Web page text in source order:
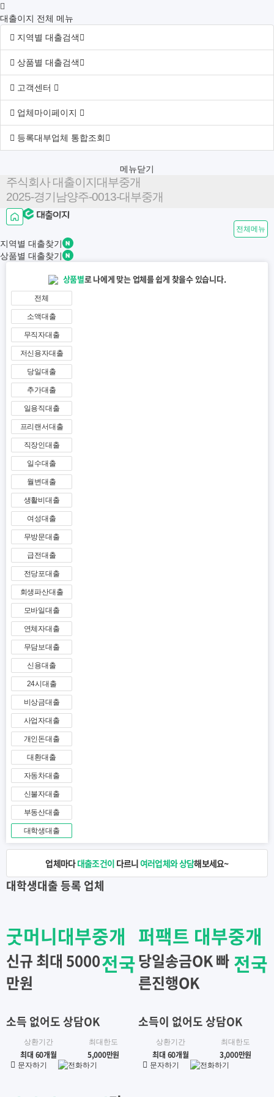
대출이지 전체 메뉴
지역별 대출검색
상품별 대출검색
고객센터
업체마이페이지
등록대부업체 통합조회
메뉴닫기
주식회사 대출이지대부중개
2025-경기남양주-0013-대부중개
전체메뉴
지역별 대출찾기
상품별 대출찾기
상품별로 나에게 맞는 업체를 쉽게 찾을수 있습니다.
전체
소액대출
무직자대출
저신용자대출
당일대출
추가대출
일용직대출
프리랜서대출
직장인대출
일수대출
월변대출
생활비대출
여성대출
무방문대출
급전대출
전당포대출
회생파산대출
모바일대출
연체자대출
무담보대출
신용대출
24시대출
비상금대출
사업자대출
개인돈대출
대환대출
자동차대출
신불자대출
부동산대출
대학생대출
업체마다대출조건이 다르니여러업체와 상담해보세요~
대학생대출등록 업체
굿머니대부중개
전국
신규 최대 5000
만원
소득 없어도 상담OK
상환기간
최대 60개월
최대한도
5,000만원
문자하기 전화하기
퍼팩트 대부중개
전국
당일송금OK 빠
른진행OK
소득이 없어도 상담OK
상환기간
최대 60개월
최대한도
3,000만원
문자하기 전화하기